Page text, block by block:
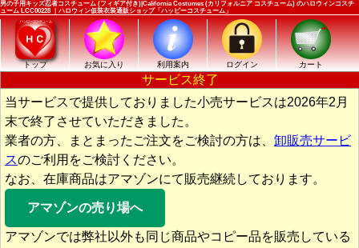
男の子用キッズ忍者コスチューム (フィギア付き)|California Costumes (カリフォルニア コスチューム) のハロウィンコスチ
ューム LCC00228 ｜ハロウィン仮装衣装通販ショップ「ハッピーコスチューム」
トップ お気に入り 利用案内 ログイン カート
サービス終了
当サービスで提供しておりました小売サービスは2026年2月
末で終了させていただきました。
業者の方、まとまったご注文をご検討の方は、 卸販売サービ
スのご利用をご検討ください。
なお、在庫商品はアマゾンにて販売継続しております。
アマゾンの売り場へ
アマゾンでは弊社以外も同じ商品やコピー品を販売している